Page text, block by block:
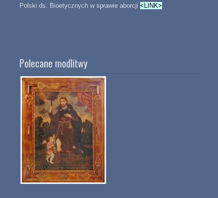
Polski ds. Bioetycznych w sprawie aborcji <LINK>
Polecane modlitwy